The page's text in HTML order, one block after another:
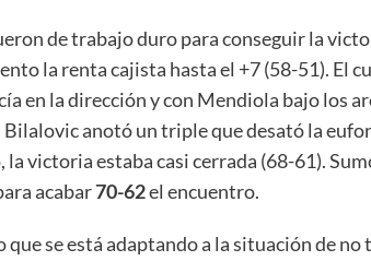
de trabajo duro para conseguir la
la renta cajista hasta el +7 (58-51). El
en la dirección y con Mendiola bajo los
anotó un triple que desató la
la victoria estaba casi cerrada (68-61).
acabar70-62el encuentro.
se está adaptando a la situación de no